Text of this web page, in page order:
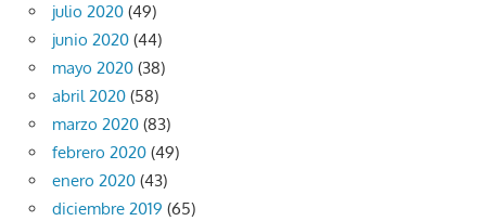
julio 2020 (49)
junio 2020 (44)
mayo 2020 (38)
abril 2020 (58)
marzo 2020 (83)
febrero 2020 (49)
enero 2020 (43)
diciembre 2019 (65)